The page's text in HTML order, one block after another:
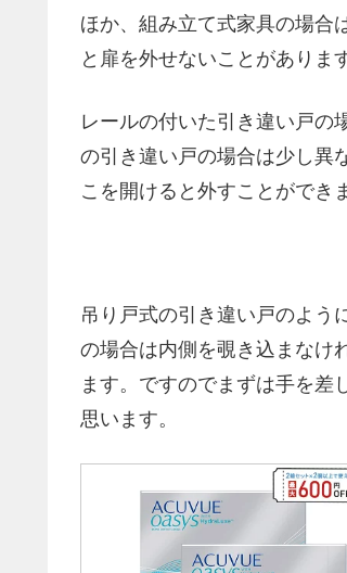
ほか、組み立て式家具の場合
と扉を外せないことがありま
レールの付いた引き違い戸の
の引き違い戸の場合は少し異
こを開けると外すことができ
吊り戸式の引き違い戸のよう
の場合は内側を覗き込まなけ
ます。ですのでまずは手を差
思います。